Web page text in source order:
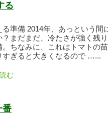
る
る準備 2014年、あっという間
？まだまだ、冷たさが強く残
。ちなみに、これはトマトの
すぎると大きくなるので …...
む
番